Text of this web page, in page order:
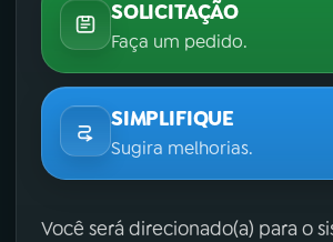
SOLICITAÇÃO
Faça um pedido.
SIMPLIFIQUE
Sugira melhorias.
Você será direcionado(a) para o